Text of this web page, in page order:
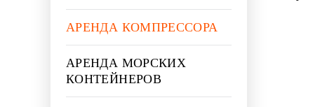
АРЕНДА КОМПРЕССОРА
АРЕНДА МОРСКИХ
КОНТЕЙНЕРОВ